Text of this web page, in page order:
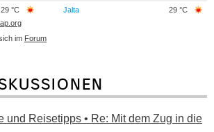
29 °C Jalta
29 °C
im Forum
und Reisetipps • Re: Mit dem Zug in die